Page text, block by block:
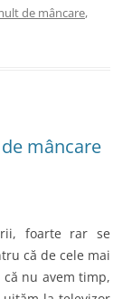
de mâncare,
mâncare
foarte rar se
că de cele mai
nu avem timp,